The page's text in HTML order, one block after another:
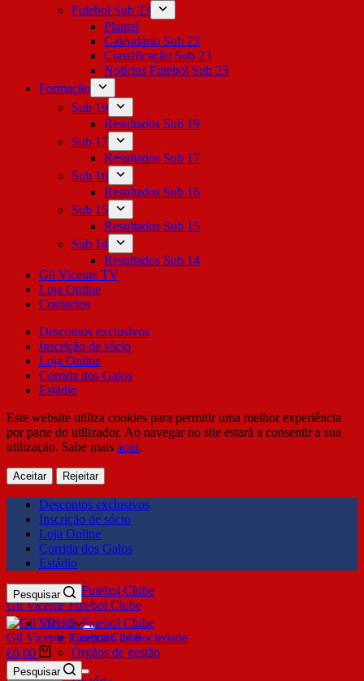
Futebol Sub 23
Plantel
Calendário Sub 23
Classificação Sub 23
Notícias Futebol Sub 23
Formação
Sub 19
Resultados Sub 19
Sub 17
Resultados Sub 17
Sub 16
Resultados Sub 16
Sub 15
Resultados Sub 15
Sub 14
Resultados Sub 14
Gil Vicente TV
Loja Online
Contactos
Descontos exclusivos
Inscrição de sócio
Loja Online
Corrida dos Galos
Estádio
Este website utiliza cookies para permitir uma melhor experiência
por parte do utilizador. Ao navegar no site estará a consentir a sua
utilização. Sabe mais aqui.
Aceitar Rejeitar
Descontos exclusivos
Inscrição de sócio
Loja Online
Corrida dos Galos
Estádio
Gil Vicente Futebol Clube
Pesquisar
SDUQ
Contrato de Sociedade
Órgãos de gestão
Clube
Gil Vicente Futebol Clube
€0,00
Pesquisar